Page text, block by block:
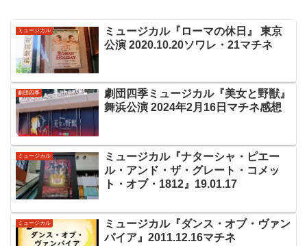
ミュージカル
ミュージカル『ローマの休日』 東京
公演 2020.10.20ソワレ・21マチネ
劇団四季
劇団四季ミュージカル『美女と野獣』
舞浜公演 2024年2月16日マチネ感想
ミュージカル
ミュージカル『ナターシャ・ピエー
ル・アンド・ザ・グレート・コメッ
ト・オブ・1812』19.01.17
ミュージカル
ミュージカル『ダンス・オブ・ヴァン
パイア』2011.12.16マチネ